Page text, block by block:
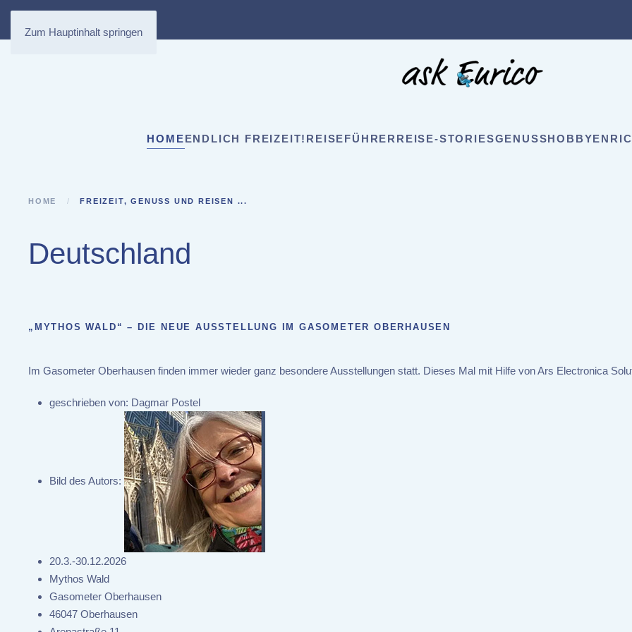
Zum Hauptinhalt springen
HOMEENDLICH FREIZEIT! REISEFÜHRER REISE-STORIESGENUSSHOBBY
HOME FREIZEIT, GENUSS UND REISEN ...
Deutschland
„MYTHOS WALD“ – DIE NEUE AUSSTELLUNG IM GASOMETER OBERHAUSEN
Im Gasometer Oberhausen finden immer wieder ganz besondere Ausstellungen statt. Dieses Mal mit Hilfe von Ars Electronica
geschrieben von: Dagmar Postel
Bild des Autors:
20.3.-30.12.2026
Mythos Wald
Gasometer Oberhausen
46047 Oberhausen